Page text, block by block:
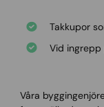
Takkupor
Vid ingrepp
Våra